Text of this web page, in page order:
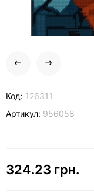
Код: 126311
Артикул: 956058
324.23 грн.